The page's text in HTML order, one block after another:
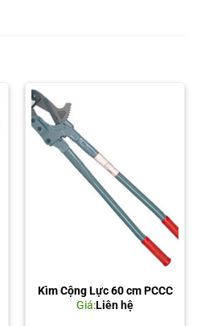
Kìm Cộng Lực 60 cm PCCC
Giá:Liên hệ